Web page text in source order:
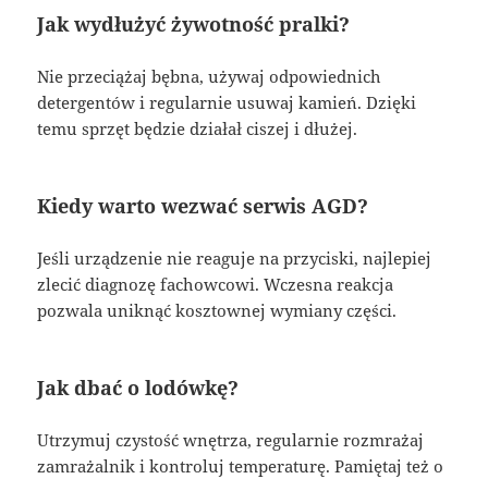
Jak wydłużyć żywotność pralki?
Nie przeciążaj bębna, używaj odpowiednich
detergentów i regularnie usuwaj kamień. Dzięki
temu sprzęt będzie działał ciszej i dłużej.
Kiedy warto wezwać serwis AGD?
Jeśli urządzenie nie reaguje na przyciski, najlepiej
zlecić diagnozę fachowcowi. Wczesna reakcja
pozwala uniknąć kosztownej wymiany części.
Jak dbać o lodówkę?
Utrzymuj czystość wnętrza, regularnie rozmrażaj
zamrażalnik i kontroluj temperaturę. Pamiętaj też o